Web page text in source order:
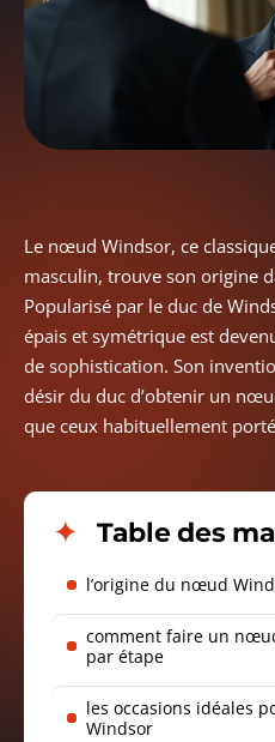
Le nœud Windsor, ce
masculin, trouve son origine
Popularisé par le duc de
épais et symétrique est
de sophistication. Son
désir du duc d’obtenir un
que ceux habituellement
Table des
l’origine du nœud
comment faire un
par étape
les occasions idéales
Windsor